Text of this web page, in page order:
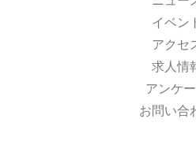
イベン
アクセ
求人情
アンケー
お問い合